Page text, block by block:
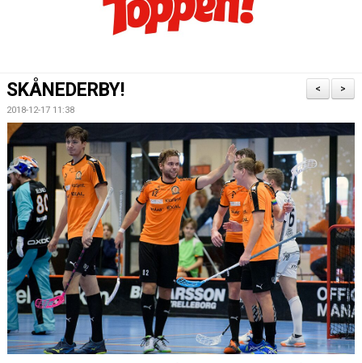
KALENDER
MEDLEMSKAP
OM FÖRENINGEN
KONTAKT
>
<
SKÅNEDERBY!
2018-12-17 11:38